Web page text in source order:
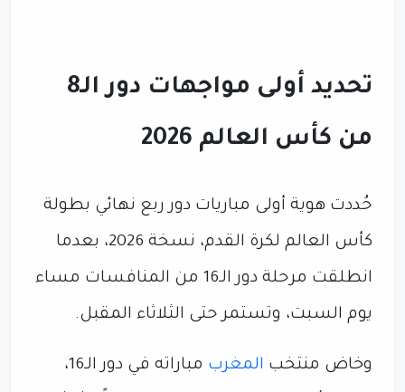
تحديد أولى مواجهات دور الـ8
من كأس العالم 2026
حُددت هوية أولى مباريات دور ربع نهائي بطولة
كأس العالم لكرة القدم، نسخة 2026، بعدما
انطلقت مرحلة دور الـ16 من المنافسات مساء
يوم السبت، وتستمر حتى الثلاثاء المقبل.
وخاض منتخب المغرب
مباراته في دور الـ16،